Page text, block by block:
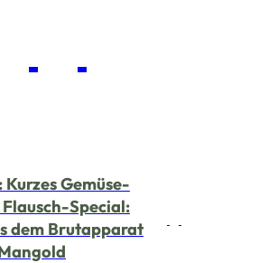
Kurzes Gemüse-
Special:
dem Brutapparat